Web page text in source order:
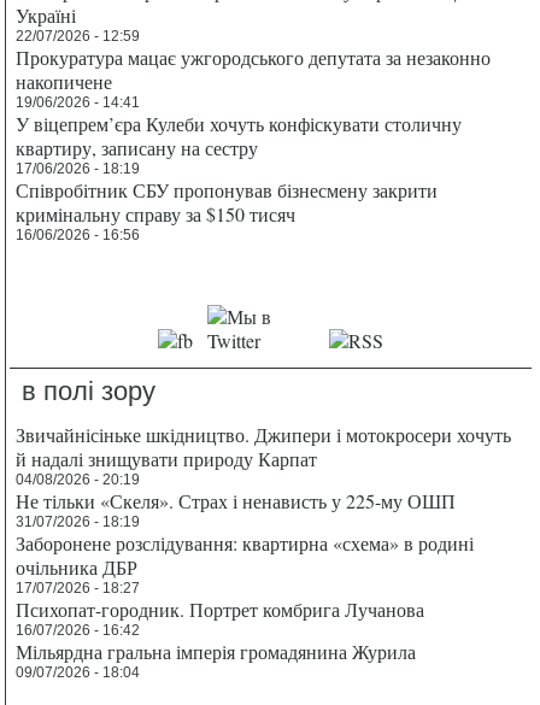
Україні
22/07/2026 - 12:59
Прокуратура мацає ужгородського депутата за незаконно
накопичене
19/06/2026 - 14:41
У віцепрем’єра Кулеби хочуть конфіскувати столичну
квартиру, записану на сестру
17/06/2026 - 18:19
Співробітник СБУ пропонував бізнесмену закрити
кримінальну справу за $150 тисяч
16/06/2026 - 16:56
в полі зору
Звичайнісіньке шкідництво. Джипери і мотокросери хочуть
й надалі знищувати природу Карпат
04/08/2026 - 20:19
Не тільки «Скеля». Страх і ненависть у 225-му ОШП
31/07/2026 - 18:19
Заборонене розслідування: квартирна «схема» в родині
очільника ДБР
17/07/2026 - 18:27
Психопат-городник. Портрет комбрига Лучанова
16/07/2026 - 16:42
Мільярдна гральна імперія громадянина Журила
09/07/2026 - 18:04